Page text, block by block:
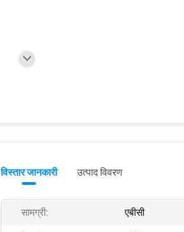
विस्तार जानकारी उत्पाद विवरण
सामग्री: एबीसी